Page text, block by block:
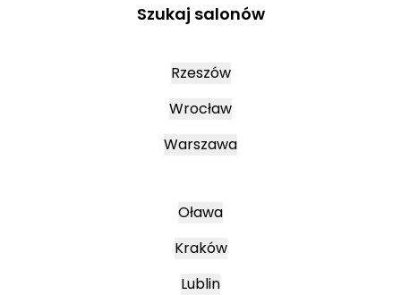
Szukaj salonów
Rzeszów
Wrocław
Warszawa
Oława
Kraków
Lublin